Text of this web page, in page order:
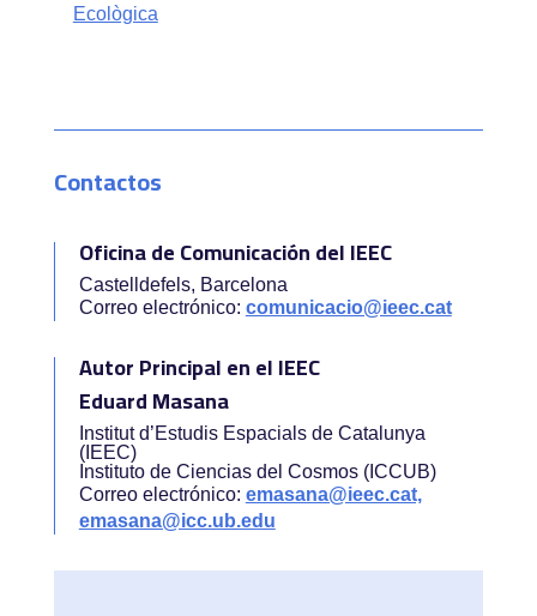
Ecològica
Contactos
Oficina de Comunicación del IEEC
Castelldefels, Barcelona
Correo electrónico: comunicacio@ieec.cat
Autor Principal en el IEEC
Eduard Masana
Institut d’Estudis Espacials de Catalunya
(IEEC)
Instituto de Ciencias del Cosmos (ICCUB)
Correo electrónico: emasana@ieec.cat,
emasana@icc.ub.edu